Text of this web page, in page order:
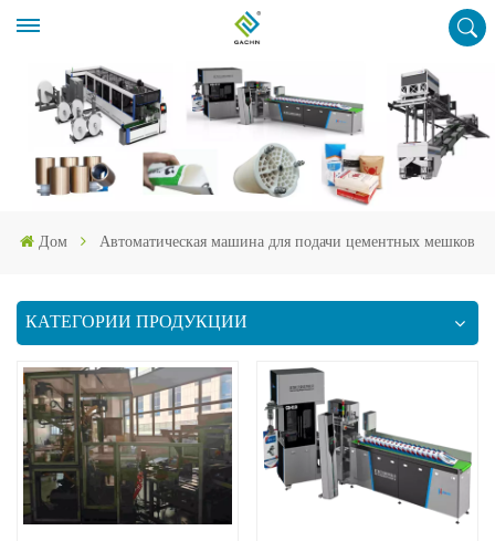
Дом Автоматическая машина для подачи цементных мешков
КАТЕГОРИИ ПРОДУКЦИИ